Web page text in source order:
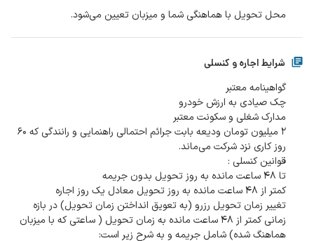
محل تحویل با هماهنگی شما و میزبان تعیین می‌شود.
شرایط اجاره و کنسلی
۲ میلیون تومان ودیعه بابت جرائم احتمالی راهنمایی و رانندگی که ۶۰
تغییر زمان تحویل رزرو (به تعویق انداختن زمان تحویل) در بازه
زمانی کمتر از ۴۸ ساعت مانده به زمان تحویل ( ساعتی که با میزبان